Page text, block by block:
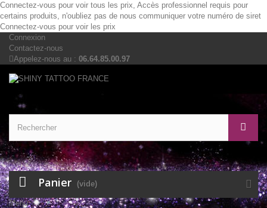
Connectez-vous pour voir tous les prix, Accès professionnel requis pour
certains produits, n'oubliez pas de nous communiquer votre numéro de siret
Connectez-vous pour voir les prix
Connexion
Contactez-nous
Appelez-nous au : 06.64.85.00.97
Panier (vide)
Menu